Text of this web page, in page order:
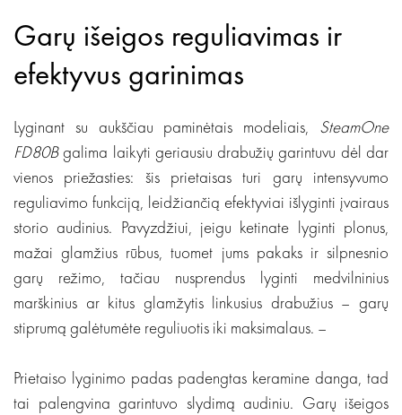
Garų išeigos reguliavimas ir
efektyvus garinimas
Lyginant su aukščiau paminėtais modeliais, SteamOne
FD80Bgalima laikyti geriausiu drabužių garintuvu dėl dar
vienos priežasties: šis prietaisas turi garų intensyvumo
reguliavimo funkciją, leidžiančią efektyviai išlyginti įvairaus
storio audinius. Pavyzdžiui, jeigu ketinate lyginti plonus,
mažai glamžius rūbus, tuomet jums pakaks ir silpnesnio
garų režimo, tačiau nusprendus lyginti medvilninius
marškinius ar kitus glamžytis linkusius drabužius – garų
stiprumą galėtumėte reguliuotis iki maksimalaus. –
Prietaiso lyginimo padas padengtas keramine danga, tad
tai palengvina garintuvo slydimą audiniu. Garų išeigos